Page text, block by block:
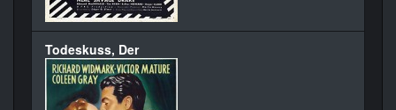
Todeskuss, Der